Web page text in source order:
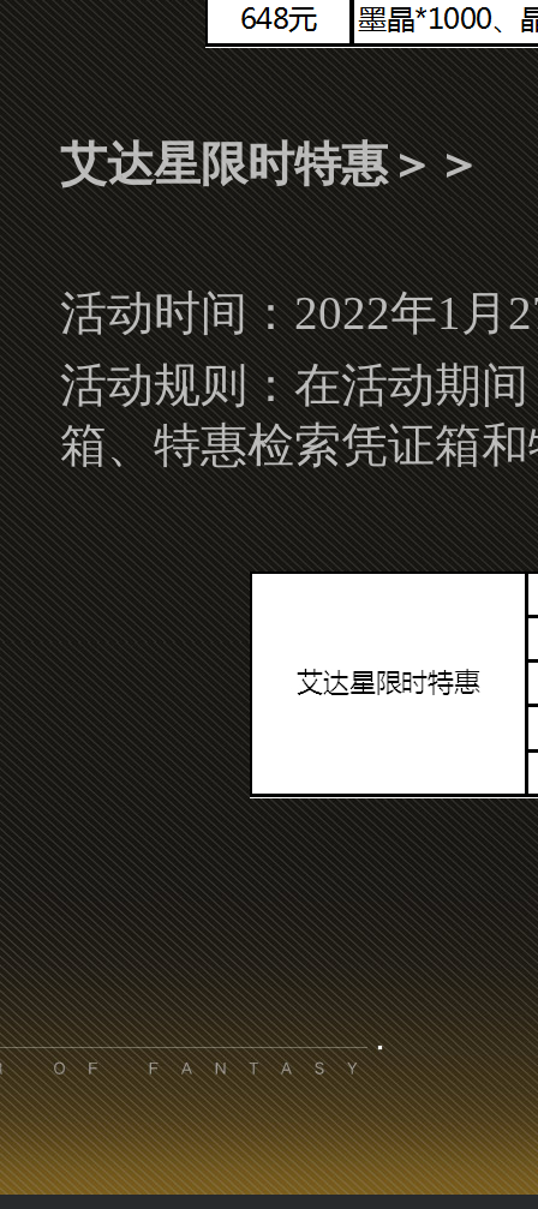
艾达星限时特惠＞＞
活动时间：2022年1月
活动规则：在活动期
箱、特惠检索凭证箱